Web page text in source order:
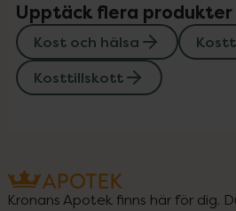
Upptäck flera produkter
Kost och hälsa
Kosttillskott
Kronans Apotek finns här för dig.